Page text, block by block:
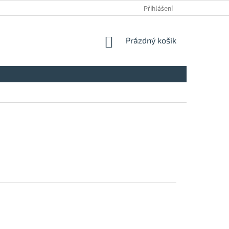
Přihlášení
NÁKUPNÍ
Prázdný košík